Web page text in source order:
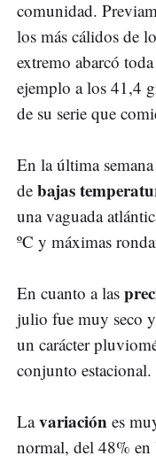
comunidad.
los más cálidos de
extremo abarcó
ejemplo a los 41,4
de su serie que
En la última
de bajas
una vaguada
ºC y máximas
En cuanto a las
julio fue muy seco
un carácter
conjunto estacional.
Lavariación es
normal, del 48%